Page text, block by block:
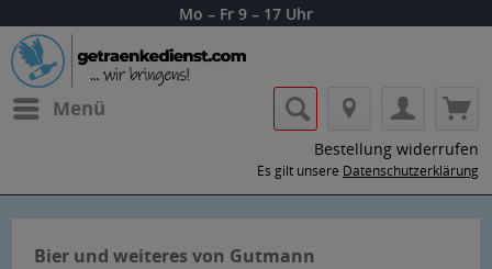
Mo – Fr 9 – 17 Uhr
Menü
Bestellung widerrufen
Es gilt unsere Datenschutzerklärung
Bier und weiteres von Gutmann